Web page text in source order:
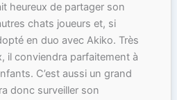
heureux de partager son
chats joueurs et, si
en duo avec Akiko. Très
il conviendra parfaitement à
C’est aussi un grand
donc surveiller son